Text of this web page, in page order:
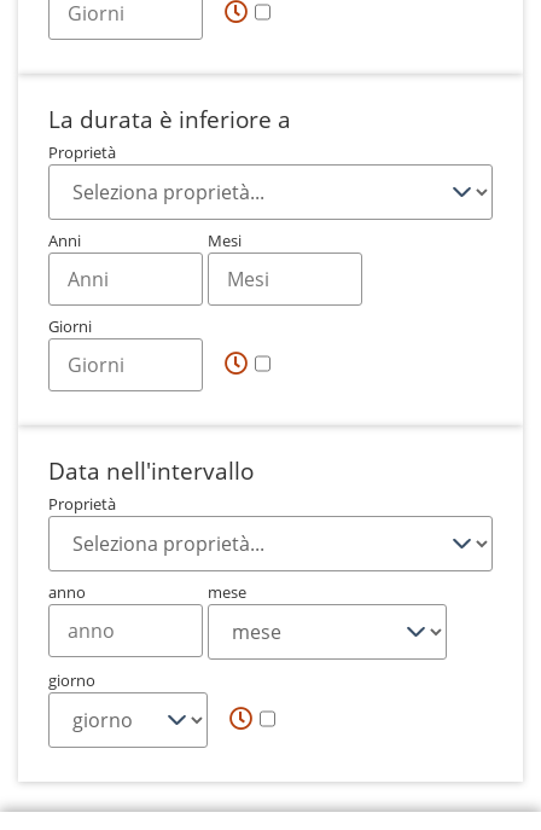
La durata è inferiore a
Proprietà
Anni Mesi
Giorni
Data nell'intervallo
Proprietà
anno mese
giorno